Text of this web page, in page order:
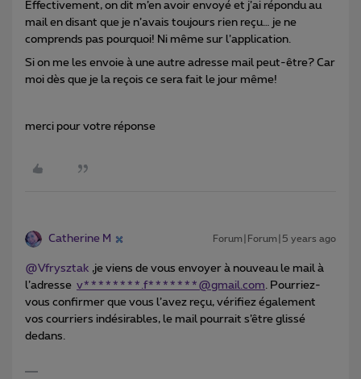
Effectivement, on dit m’en avoir envoyé et j’ai répondu au
mail en disant que je n’avais toujours rien reçu… je ne
comprends pas pourquoi! Ni même sur l’application.
Si on me les envoie à une autre adresse mail peut-être? Car
moi dès que je la reçois ce sera fait le jour même!
merci pour votre réponse
Catherine M Forum|Forum|5 years ago
@Vfrysztak ,je viens de vous envoyer à nouveau le mail à
l’adresse v********.f*******@gmail.com. Pourriez-
vous confirmer que vous l’avez reçu, vérifiez également
vos courriers indésirables, le mail pourrait s’être glissé
dedans.